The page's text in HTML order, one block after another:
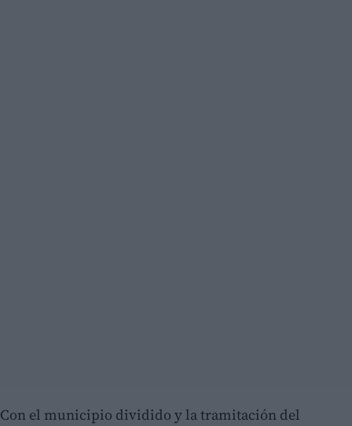
Con el municipio dividido y la tramitación del